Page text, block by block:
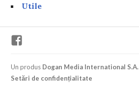
Utile
Un produs Dogan Media International S.A.
Setări de confidențialitate